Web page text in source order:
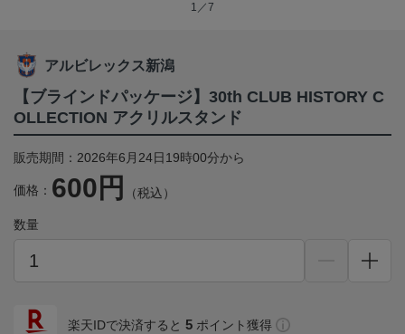
1／7
アルビレックス新潟
【ブラインドパッケージ】30th CLUB HISTORY C
OLLECTION アクリルスタンド
販売期間：2026年6月24日19時00分から
価格： 600円 （税込）
数量
楽天IDで決済すると 5 ポイント獲得